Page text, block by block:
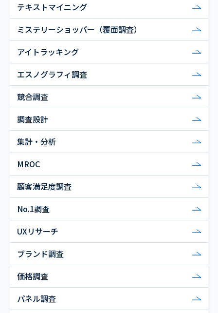
テキストマイニング
ミステリーショッパー（覆面調査）
アイトラッキング
エスノグラフィ調査
競合調査
調査設計
集計・分析
MROC
顧客満足度調査
No.1調査
UXリサーチ
ブランド調査
価格調査
パネル調査